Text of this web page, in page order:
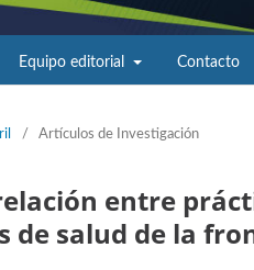
Equipo editorial Contacto
/ Artículos de Investigación
entre
de salud de la